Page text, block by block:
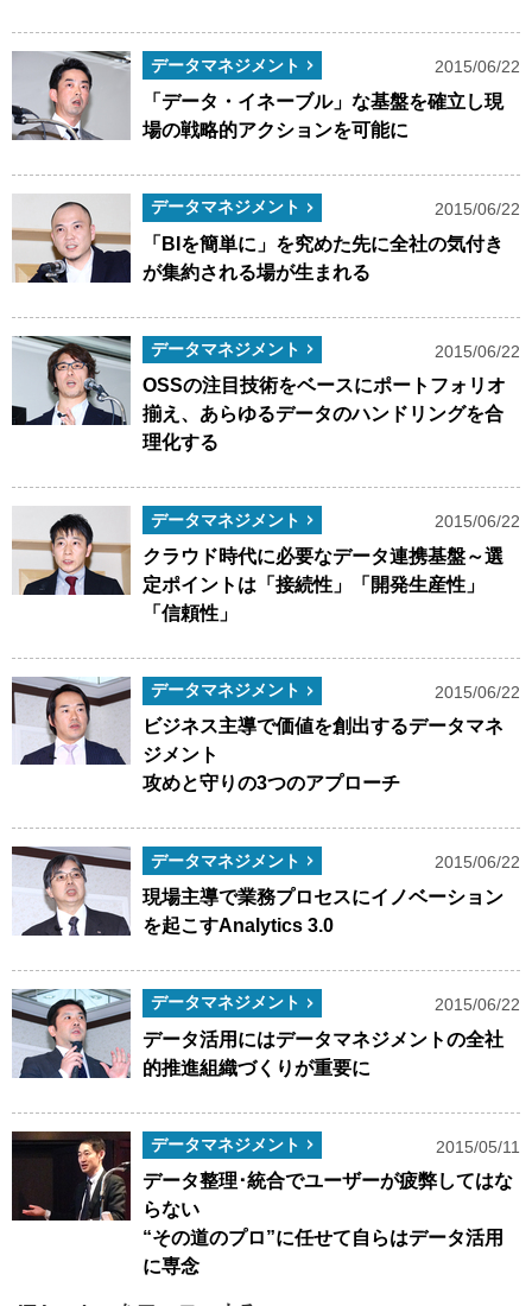
データマネジメント 2015/06/22
「データ・イネーブル」な基盤を確立し現
場の戦略的アクションを可能に
データマネジメント 2015/06/22
「BIを簡単に」を究めた先に全社の気付き
が集約される場が生まれる
データマネジメント 2015/06/22
OSSの注目技術をベースにポートフォリオ
揃え、あらゆるデータのハンドリングを合
理化する
データマネジメント 2015/06/22
クラウド時代に必要なデータ連携基盤～選
定ポイントは「接続性」「開発生産性」
「信頼性」
データマネジメント 2015/06/22
ビジネス主導で価値を創出するデータマネ
ジメント
攻めと守りの3つのアプローチ
データマネジメント 2015/06/22
現場主導で業務プロセスにイノベーション
を起こすAnalytics 3.0
データマネジメント 2015/06/22
データ活用にはデータマネジメントの全社
的推進組織づくりが重要に
データマネジメント 2015/05/11
データ整理･統合でユーザーが疲弊してはな
らない
“その道のプロ”に任せて自らはデータ活用
に専念